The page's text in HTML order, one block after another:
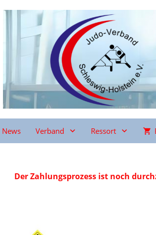
News Verband Ressort
Der Zahlungsprozess ist noch